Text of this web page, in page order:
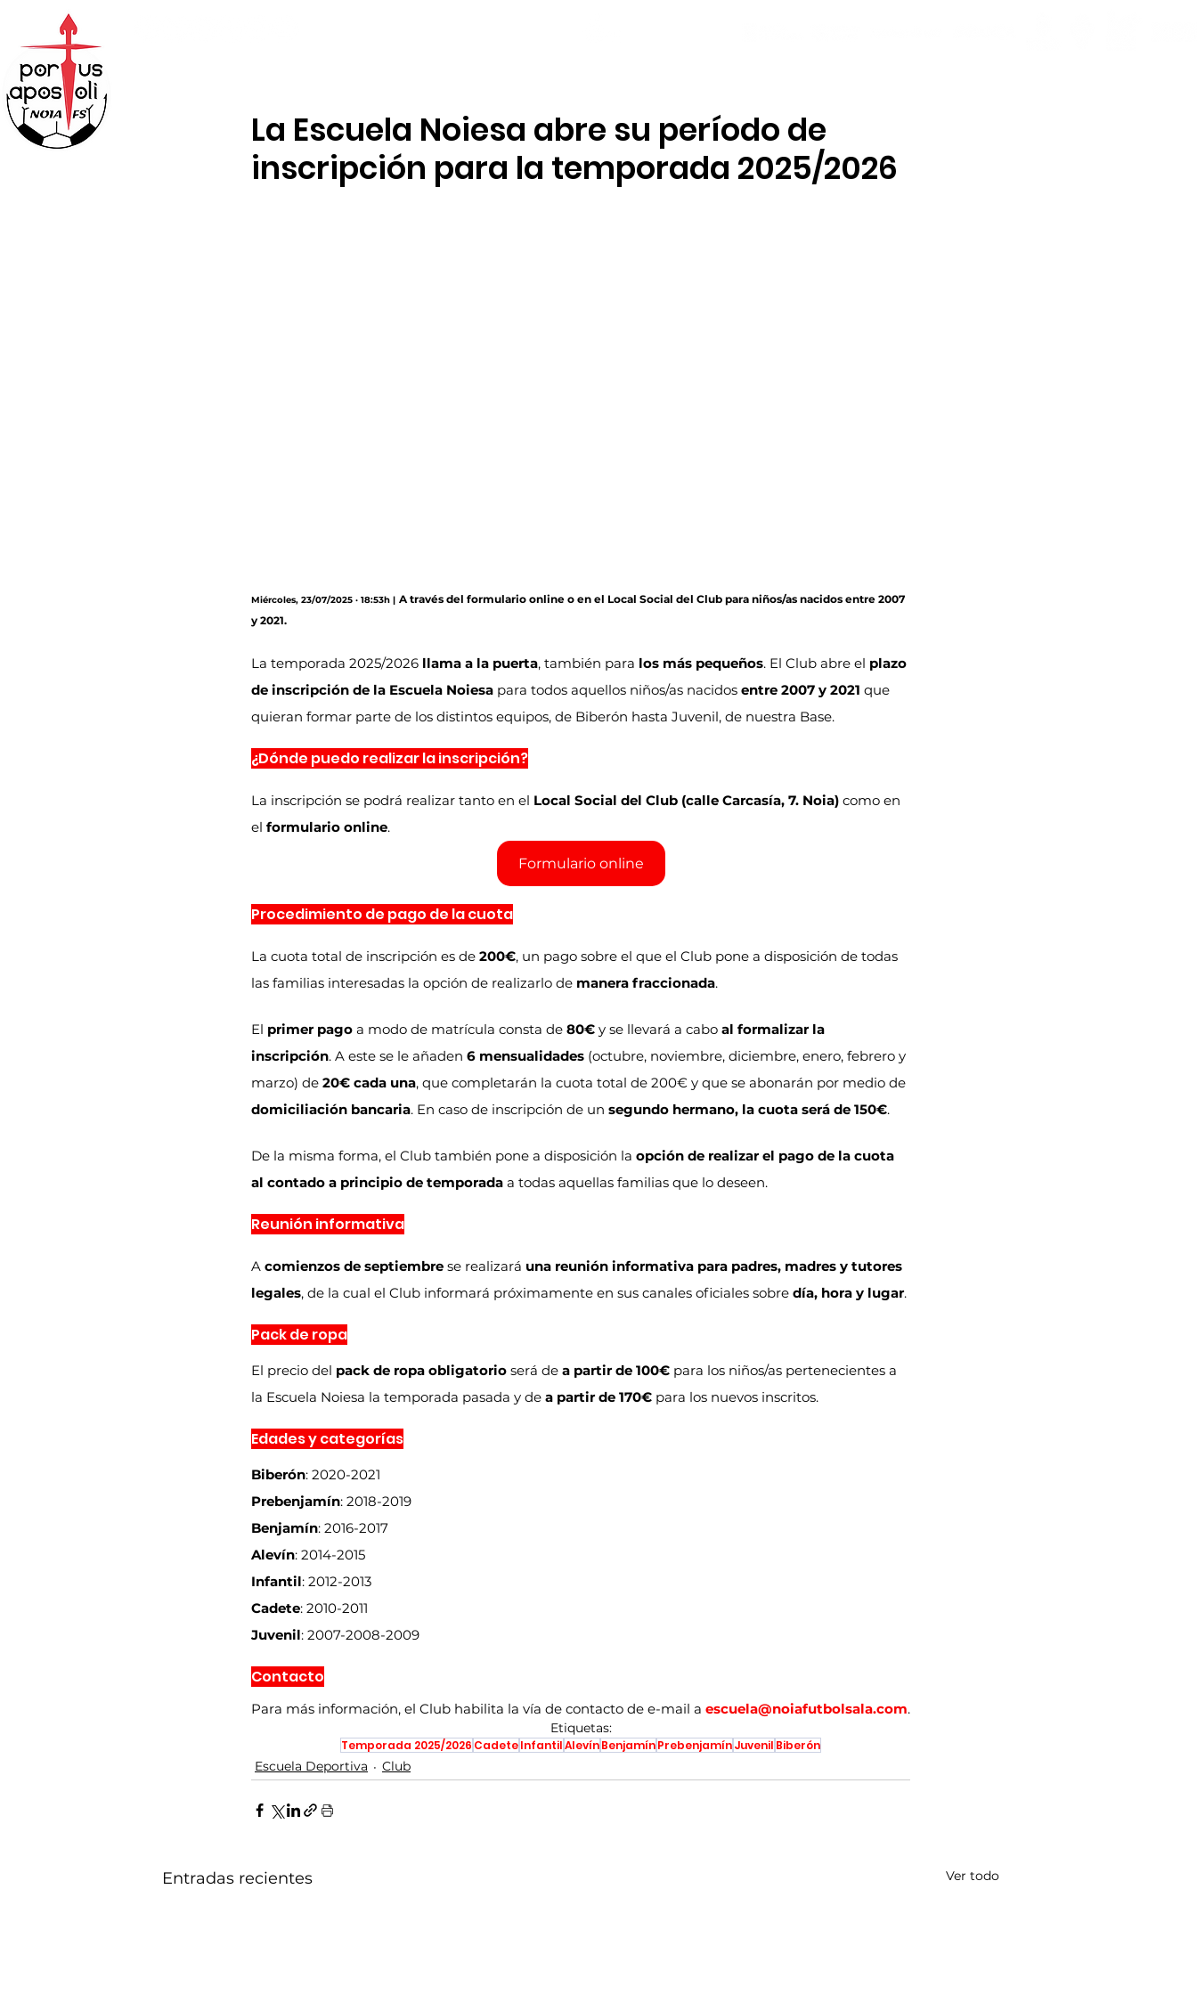
La Escuela Noiesa abre su período de
inscripción para la temporada 2025/2026
Miércoles, 23/07/2025 · 18:53h | A través del formulario online o en el Local Social del Club para niños/as nacidos entre 2007
y 2021.
La temporada 2025/2026 llama a la puerta, también para los más pequeños. El Club abre el plazo
de inscripción de la Escuela Noiesa para todos aquellos niños/as nacidos entre 2007 y 2021 que
quieran formar parte de los distintos equipos, de Biberón hasta Juvenil, de nuestra Base.
¿Dónde puedo realizar la inscripción?
La inscripción se podrá realizar tanto en el Local Social del Club (calle Carcasía, 7. Noia) como en
el formulario online.
Formulario online
Procedimiento de pago de la cuota
La cuota total de inscripción es de 200€, un pago sobre el que el Club pone a disposición de todas
las familias interesadas la opción de realizarlo de manera fraccionada.
El primer pago a modo de matrícula consta de 80€ y se llevará a cabo al formalizar la
inscripción. A este se le añaden 6 mensualidades (octubre, noviembre, diciembre, enero, febrero y
marzo) de 20€ cada una, que completarán la cuota total de 200€ y que se abonarán por medio de
domiciliación bancaria. En caso de inscripción de un segundo hermano, la cuota será de 150€.
De la misma forma, el Club también pone a disposición la opción de realizar el pago de la cuota
al contado a principio de temporada a todas aquellas familias que lo deseen.
Reunión informativa
A comienzos de septiembre se realizará una reunión informativa para padres, madres y tutores
legales, de la cual el Club informará próximamente en sus canales oficiales sobre día, hora y lugar.
Pack de ropa
El precio del pack de ropa obligatorio será de a partir de 100€ para los niños/as pertenecientes a
la Escuela Noiesa la temporada pasada y de a partir de 170€ para los nuevos inscritos.
Edades y categorías
Biberón: 2020-2021
Prebenjamín: 2018-2019
Benjamín: 2016-2017
Alevín: 2014-2015
Infantil: 2012-2013
Cadete: 2010-2011
Juvenil: 2007-2008-2009
Contacto
Para más información, el Club habilita la vía de contacto de e-mail a escuela@noiafutbolsala.com.
Etiquetas:
Temporada 2025/2026 CadeteInfantilAlevínBenjamínPrebenjamínJuvenil Biberón
Escuela Deportiva Club
Entradas recientes Ver todo